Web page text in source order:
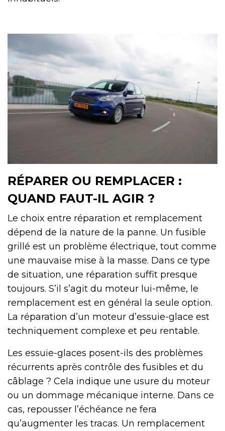
RÉPARER OU REMPLACER :
QUAND FAUT-IL AGIR ?
Le choix entre réparation et remplacement
dépend de la nature de la panne. Un fusible
grillé est un problème électrique, tout comme
une mauvaise mise à la masse. Dans ce type
de situation, une réparation suffit presque
toujours. S’il s’agit du moteur lui-même, le
remplacement est en général la seule option.
La réparation d’un moteur d’essuie-glace est
techniquement complexe et peu rentable.
Les essuie-glaces posent-ils des problèmes
récurrents après contrôle des fusibles et du
câblage ? Cela indique une usure du moteur
ou un dommage mécanique interne. Dans ce
cas, repousser l’échéance ne fera
qu’augmenter les tracas. Un remplacement